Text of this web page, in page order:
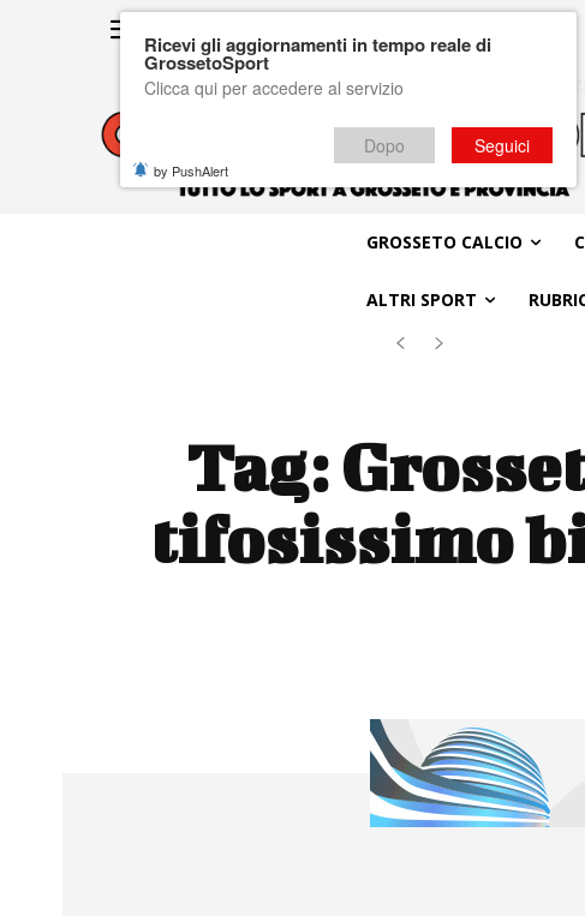
GROSSETO CALCIO
ALTRI SPORT
Tag:
tifosissimo
Ricevi gli aggiornamenti in tempo reale di
GrossetoSport
Clicca qui per accedere al servizio
Dopo Seguici
by PushAlert